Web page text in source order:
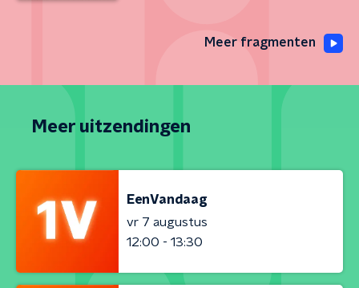
Meer fragmenten
Meer uitzendingen
EenVandaag
vr 7 augustus
12:00 - 13:30